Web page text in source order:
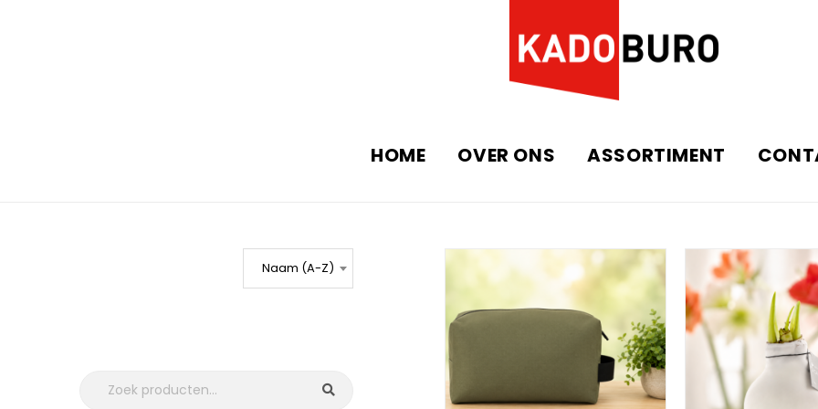
HOME OVER ONS ASSORTIMENT
Naam (A-Z)